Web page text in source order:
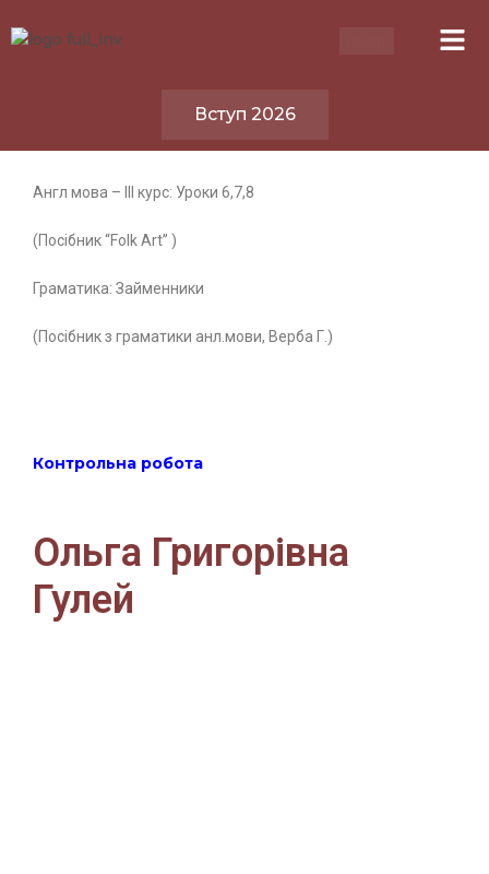
Вступ 2026
Англ мова – ІІІ курс: Уроки 6,7,8
(Посібник “Folk Art” )
Граматика: Займенники
(Посібник з граматики анл.мови, Верба Г.)
Контрольна робота
Ольга Григорівна
Гулей